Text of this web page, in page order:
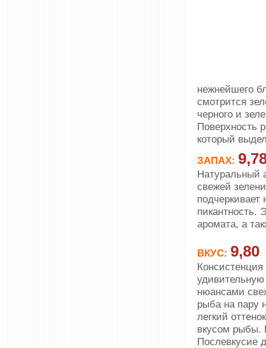
нежнейшего
смотрится
черного и
Поверхность
который
ЗАПАХ:
Натуральный
свежей
пикантность.
аромата, а
ВКУС: 9,80
нюансами
рыба на пару
легкий
вкусом рыбы.
Послевкусие